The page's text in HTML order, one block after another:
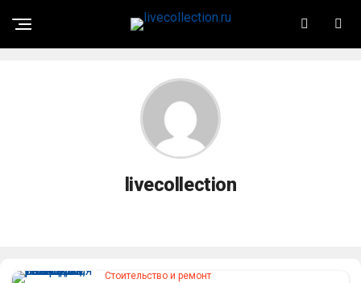
livecollection
Стоительство и ремонт